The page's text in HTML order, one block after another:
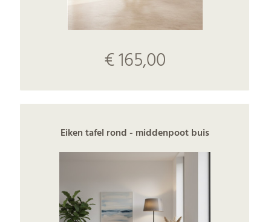
€ 165,00
Eiken tafel rond - middenpoot buis